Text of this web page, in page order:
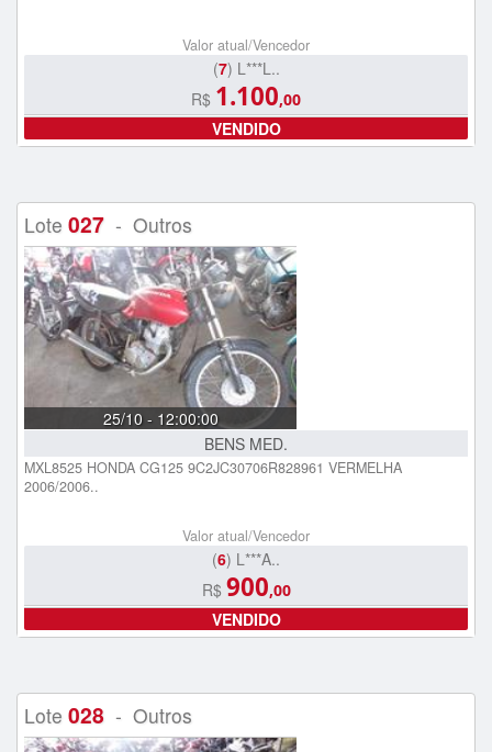
Valor atual/Vencedor
(7) L***L..
R$ 1.100,00
VENDIDO
Lote 027 - Outros
25/10 - 12:00:00
BENS MED.
MXL8525 HONDA CG125 9C2JC30706R828961 VERMELHA
2006/2006..
Valor atual/Vencedor
(6) L***A..
R$ 900,00
VENDIDO
Lote 028 - Outros